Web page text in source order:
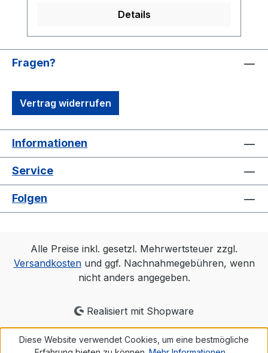
#RINGGESPONNEN Schwerer Stoff 185
g/m²
Details
Fragen?
Vertrag widerrufen
Informationen
Service
Folgen
Alle Preise inkl. gesetzl. Mehrwertsteuer zzgl.
Versandkostenund ggf. Nachnahmegebühren, wenn
nicht anders angegeben.
Realisiert mit Shopware
Diese Website verwendet Cookies, um eine bestmögliche